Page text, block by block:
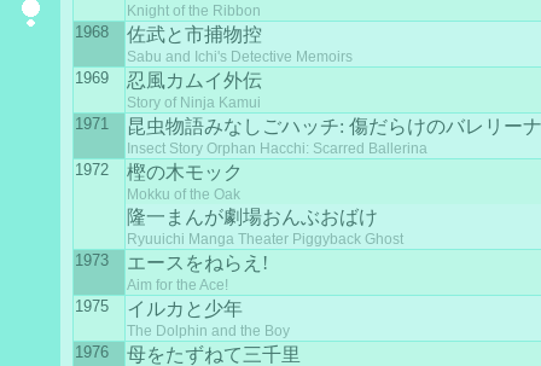
Knight of the Ribbon
1968 佐武と市捕物控
Sabu and Ichi's Detective Memoirs
1969 忍風カムイ外伝
Story of Ninja Kamui
1971 昆虫物語みなしごハッチ: 傷だらけのバレリーナ
Insect Story Orphan Hacchi: Scarred Ballerina
1972 樫の木モック
Mokku of the Oak
隆一まんが劇場おんぶおばけ
Ryuuichi Manga Theater Piggyback Ghost
1973 エースをねらえ!
Aim for the Ace!
1975 イルカと少年
The Dolphin and the Boy
1976 母をたずねて三千里